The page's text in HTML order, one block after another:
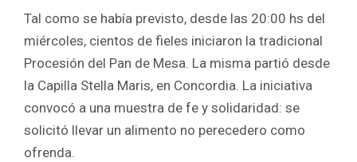
ce
b
o
o
k
tt
er
at
s
A
p
p
ar
e
Tal como se había previsto, desde las 20:00 hs del
miércoles, cientos de fieles iniciaron la tradicional
Procesión del Pan de Mesa. La misma partió desde
la Capilla Stella Maris, en Concordia. La iniciativa
convocó a una muestra de fe y solidaridad: se
solicitó llevar un alimento no perecedero como
ofrenda.